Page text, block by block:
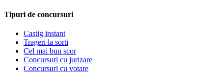
Tipuri de concursuri
Castig instant
Trageri la sorti
Cel mai bun scor
Concursuri cu jurizare
Concursuri cu votare